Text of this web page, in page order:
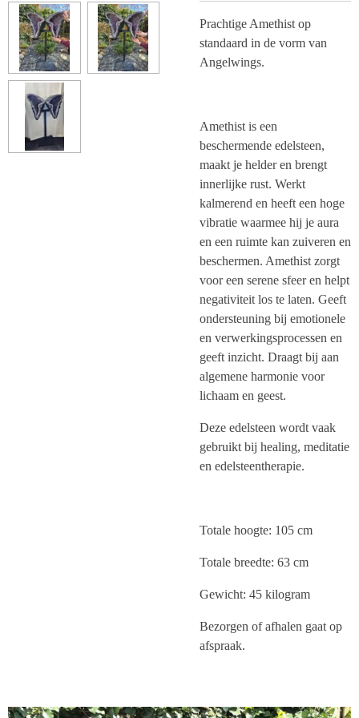
Prachtige Amethist op
standaard in de vorm van
Angelwings.
Amethist is een
beschermende edelsteen,
maakt je helder en brengt
innerlijke rust. Werkt
kalmerend en heeft een hoge
vibratie waarmee hij je aura
en een ruimte kan zuiveren en
beschermen. Amethist zorgt
voor een serene sfeer en helpt
negativiteit los te laten. Geeft
ondersteuning bij emotionele
en verwerkingsprocessen en
geeft inzicht. Draagt bij aan
algemene harmonie voor
lichaam en geest.
Deze edelsteen wordt vaak
gebruikt bij healing, meditatie
en edelsteentherapie.
Totale hoogte: 105 cm
Totale breedte: 63 cm
Gewicht: 45 kilogram
Bezorgen of afhalen gaat op
afspraak.